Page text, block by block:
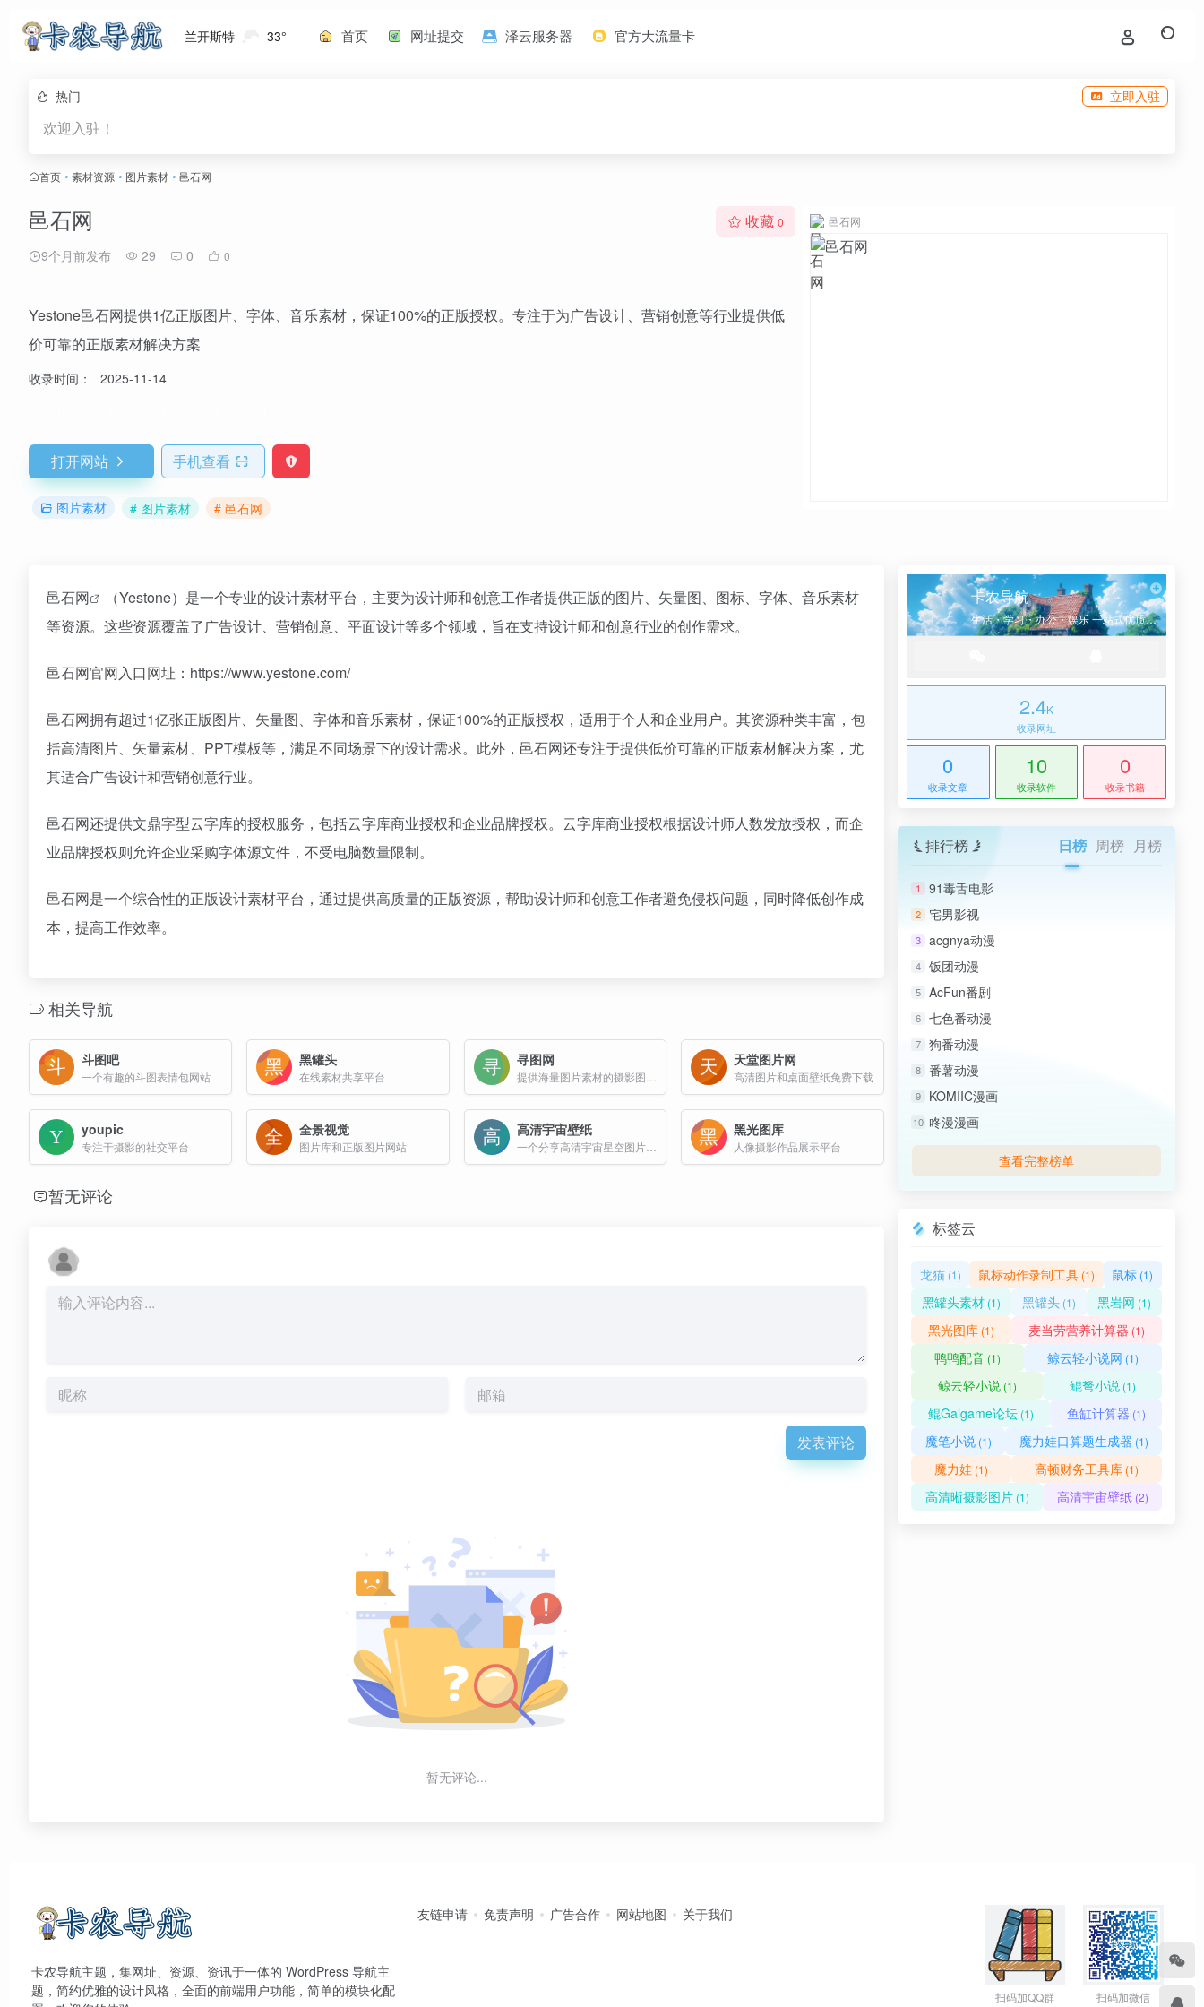
兰开斯特 33° 首页 网址提交 泽云服务器 官方大流量卡
热门 立即入驻
欢迎入驻！
首页 • 素材资源 • 图片素材 • 邑石网
邑石网
9个月前发布 29 0 0
收藏 0
Yestone邑石网提供1亿正版图片、字体、音乐素材，保证100%的正版授权。专注于为广告设计、营销创意等行业提供低
价可靠的正版素材解决方案
收录时间：
2025-11-14
打开网站 手机查看
图片素材 # 图片素材 # 邑石网
邑石网
邑石网
（Yestone）是一个专业的设计素材平台，主要为设计师和创意工作者提供正版的图片、矢量图、图标、字体、音乐素材
等资源。这些资源覆盖了广告设计、营销创意、平面设计等多个领域，旨在支持设计师和创意行业的创作需求。
邑石网官网入口网址：https://www.yestone.com/
邑石网拥有超过1亿张正版图片、矢量图、字体和音乐素材，保证100%的正版授权，适用于个人和企业用户。其资源种类丰富，包
括高清图片、矢量素材、PPT模板等，满足不同场景下的设计需求。此外，邑石网还专注于提供低价可靠的正版素材解决方案，尤
其适合广告设计和营销创意行业。
邑石网还提供文鼎字型云字库的授权服务，包括云字库商业授权和企业品牌授权。云字库商业授权根据设计师人数发放授权，而企
业品牌授权则允许企业采购字体源文件，不受电脑数量限制。
邑石网是一个综合性的正版设计素材平台，通过提供高质量的正版资源，帮助设计师和创意工作者避免侵权问题，同时降低创作成
本，提高工作效率。
相关导航
斗图吧
一个有趣的斗图表情包网站
黑罐头
在线素材共享平台
寻图网 天堂图片网
高清图片和桌面壁纸免费下载
youpic
专注于摄影的社交平台
全景视觉
图片库和正版图片网站
高清宇宙壁纸
一个分享高清宇宙星空图片的网站
黑光图库
人像摄影作品展示平台
暂无评论
发表评论
暂无评论...
卡农导航
生活・学习・办公・娱乐 一站式优质网址导航
2.4K
收录网址
0
收录文章
10
收录软件
0
收录书籍
排行榜 日榜 周榜 月榜
1 91毒舌电影
2 宅男影视
3 acgnya动漫
4 饭团动漫
5 AcFun番剧
6 七色番动漫
7 狗番动漫
8 番薯动漫
9 KOMIIC漫画
10 咚漫漫画
查看完整榜单
标签云
龙猫(1) 鼠标动作录制工具(1) 鼠标 (1)
黑罐头素材 (1) 黑罐头 (1) 黑岩网 (1)
黑光图库 (1) 麦当劳营养计算器 (1)
鸭鸭配音 (1) 鲸云轻小说网 (1)
鲸云轻小说(1) 鲲弩小说(1)
鲲Galgame论坛(1) 鱼缸计算器 (1)
魔笔小说(1) 魔力娃口算题生成器 (1)
魔力娃 (1) 高顿财务工具库 (1)
高清晰摄影图片(1) 高清宇宙壁纸(2)
卡农导航主题，集网址、资源、资讯于一体的 WordPress 导航主
题，简约优雅的设计风格，全面的前端用户功能，简单的模块化配
友链申请 免责声明 广告合作 网站地图 关于我们
扫码加QQ群 扫码加微信